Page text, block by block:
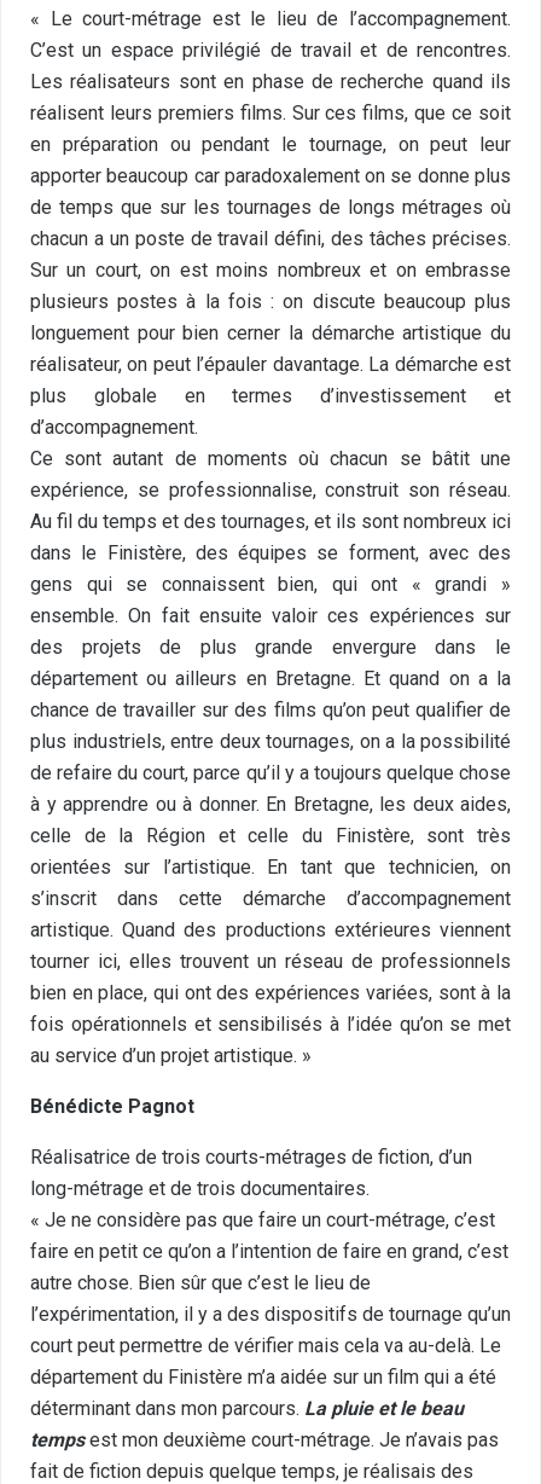
« Le court-métrage est le lieu de l’accompagnement.
C’est un espace privilégié de travail et de rencontres.
Les réalisateurs sont en phase de recherche quand ils
réalisent leurs premiers films. Sur ces films, que ce soit
en préparation ou pendant le tournage, on peut leur
apporter beaucoup car paradoxalement on se donne plus
de temps que sur les tournages de longs métrages où
chacun a un poste de travail défini, des tâches précises.
Sur un court, on est moins nombreux et on embrasse
plusieurs postes à la fois : on discute beaucoup plus
longuement pour bien cerner la démarche artistique du
réalisateur, on peut l’épauler davantage. La démarche est
plus globale en termes d’investissement et
d’accompagnement.
Ce sont autant de moments où chacun se bâtit une
expérience, se professionnalise, construit son réseau.
Au fil du temps et des tournages, et ils sont nombreux ici
dans le Finistère, des équipes se forment, avec des
gens qui se connaissent bien, qui ont « grandi »
ensemble. On fait ensuite valoir ces expériences sur
des projets de plus grande envergure dans le
département ou ailleurs en Bretagne. Et quand on a la
chance de travailler sur des films qu’on peut qualifier de
plus industriels, entre deux tournages, on a la possibilité
de refaire du court, parce qu’il y a toujours quelque chose
à y apprendre ou à donner. En Bretagne, les deux aides,
celle de la Région et celle du Finistère, sont très
orientées sur l’artistique. En tant que technicien, on
s’inscrit dans cette démarche d’accompagnement
artistique. Quand des productions extérieures viennent
tourner ici, elles trouvent un réseau de professionnels
bien en place, qui ont des expériences variées, sont à la
fois opérationnels et sensibilisés à l’idée qu’on se met
au service d’un projet artistique. »
Bénédicte Pagnot
Réalisatrice de trois courts-métrages de fiction, d’un
long-métrage et de trois documentaires.
« Je ne considère pas que faire un court-métrage, c’est
faire en petit ce qu’on a l’intention de faire en grand, c’est
autre chose. Bien sûr que c’est le lieu de
l’expérimentation, il y a des dispositifs de tournage qu’un
court peut permettre de vérifier mais cela va au-delà. Le
département du Finistère m’a aidée sur un film qui a été
déterminant dans mon parcours. La pluie et le beau
temps est mon deuxième court-métrage. Je n’avais pas
fait de fiction depuis quelque temps, je réalisais des